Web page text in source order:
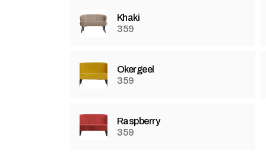
Khaki
359
Okergeel
359
Raspberry
359